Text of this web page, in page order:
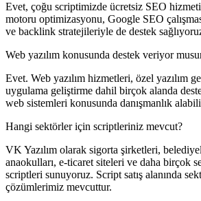
Evet, çoğu scriptimizde ücretsiz SEO
motoru optimizasyonu, Google SEO
ve backlink stratejileriyle de destek
Web yazılım konusunda destek veriyor
Evet. Web yazılım hizmetleri, özel yazılım
uygulama geliştirme dahil birçok alanda
web sistemleri konusunda danışmanlık
Hangi sektörler için scriptleriniz mevcut?
VK Yazılım olarak sigorta şirketleri,
anaokulları, e-ticaret siteleri ve daha birçok
scriptleri sunuyoruz. Script satış alanında
çözümlerimiz mevcuttur.